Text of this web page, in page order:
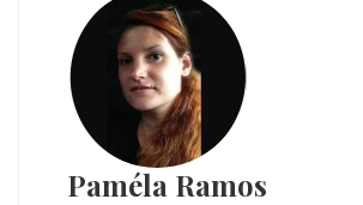
Paméla Ramos